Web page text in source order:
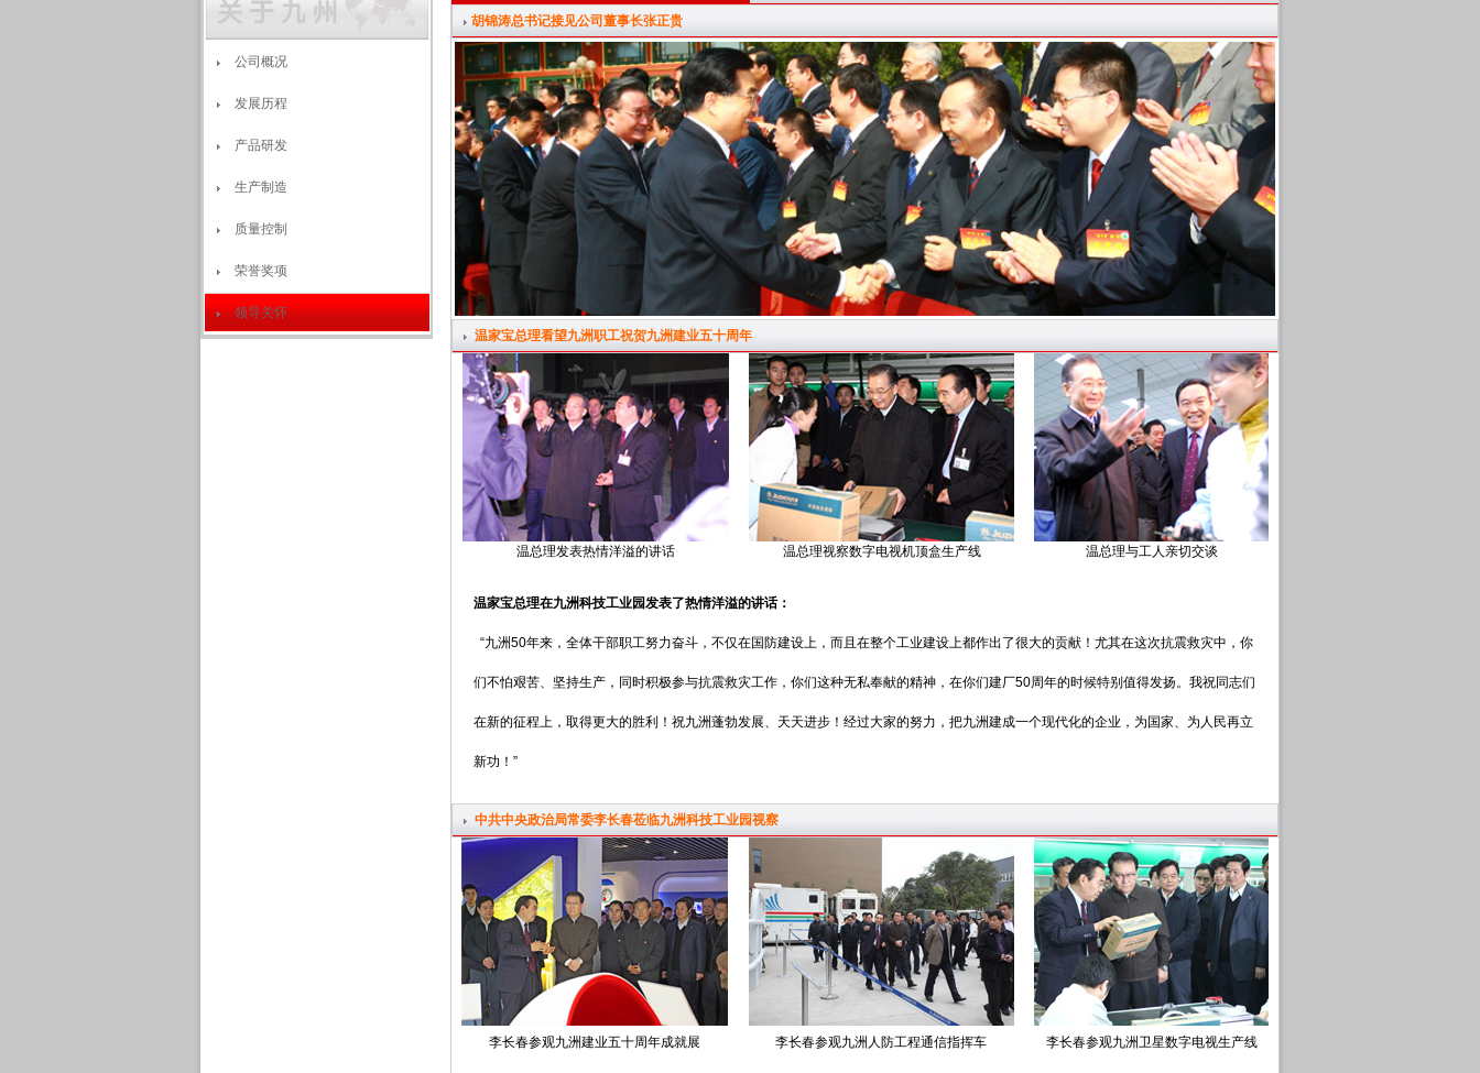
公司概况
发展历程
产品研发
生产制造
质量控制
荣誉奖项
领导关怀
胡锦涛总书记接见公司董事长张正贵
温家宝总理看望九洲职工祝贺九洲建业五十周年
温总理发表热情洋溢的讲话 温总理视察数字电视机顶盒生产线 温总理与工人亲切交谈
温家宝总理在九洲科技工业园发表了热情洋溢的讲话：
“九洲50年来，全体干部职工努力奋斗，不仅在国防建设上，而且在整个工业建设上都作出了很大的贡献！尤其在这次抗震救灾中，你
们不怕艰苦、坚持生产，同时积极参与抗震救灾工作，你们这种无私奉献的精神，在你们建厂50周年的时候特别值得发扬。我祝同志们
在新的征程上，取得更大的胜利！祝九洲蓬勃发展、天天进步！经过大家的努力，把九洲建成一个现代化的企业，为国家、为人民再立
新功！”
中共中央政治局常委李长春莅临九洲科技工业园视察
李长春参观九洲建业五十周年成就展 李长春参观九洲人防工程通信指挥车 李长春参观九洲卫星数字电视生产线